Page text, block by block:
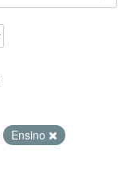
Ensino